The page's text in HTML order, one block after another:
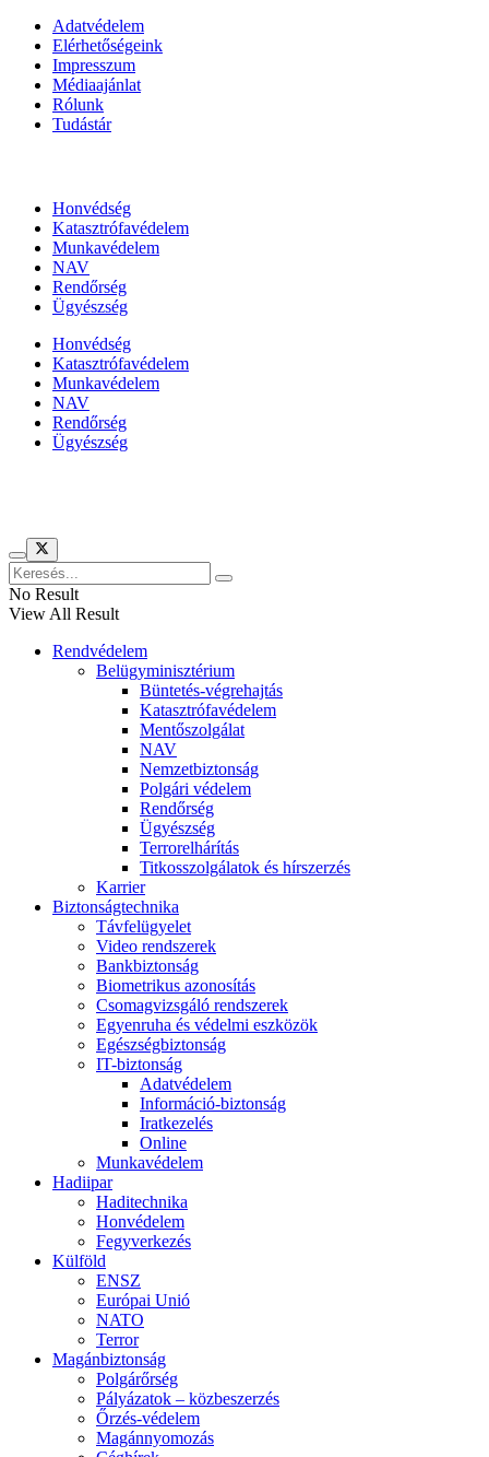
Adatvédelem
Elérhetőségeink
Impresszum
Médiaajánlat
Rólunk
Tudástár
Honvédség
Katasztrófavédelem
Munkavédelem
NAV
Rendőrség
Ügyészség
Honvédség
Katasztrófavédelem
Munkavédelem
NAV
Rendőrség
Ügyészség
No Result
View All Result
Rendvédelem
Belügyminisztérium
Büntetés-végrehajtás
Katasztrófavédelem
Mentőszolgálat
NAV
Nemzetbiztonság
Polgári védelem
Rendőrség
Ügyészség
Terrorelhárítás
Titkosszolgálatok és hírszerzés
Karrier
Biztonságtechnika
Távfelügyelet
Video rendszerek
Bankbiztonság
Biometrikus azonosítás
Csomagvizsgáló rendszerek
Egyenruha és védelmi eszközök
Egészségbiztonság
IT-biztonság
Adatvédelem
Információ-biztonság
Iratkezelés
Online
Munkavédelem
Hadiipar
Haditechnika
Honvédelem
Fegyverkezés
Külföld
ENSZ
Európai Unió
NATO
Terror
Magánbiztonság
Polgárőrség
Pályázatok – közbeszerzés
Őrzés-védelem
Magánnyomozás